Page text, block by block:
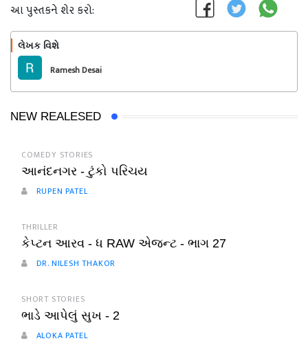
આ પુસ્તકને શેર કરો:
લેખક વિશે
Ramesh Desai
NEW REALESED
COMEDY STORIES
આનંદનગર - ટુંકો પરિચય
RUPEN PATEL
THRILLER
કેપ્ટન આરવ - ધ RAW એજન્ટ - ભાગ 27
DR. NILESH THAKOR
SHORT STORIES
ભાડે આપેલું સુખ - 2
ALOKA PATEL